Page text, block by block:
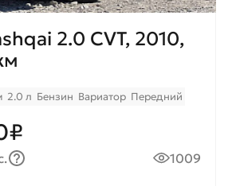
2.0 CVT, 2010,
2.0 л Бензин Вариатор Передний
1009